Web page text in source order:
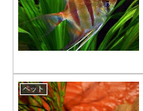
ペット